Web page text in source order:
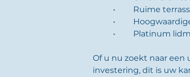
•	Ruime
•
•	Platinum
Of u nu zoekt naar een
investering, dit is uw